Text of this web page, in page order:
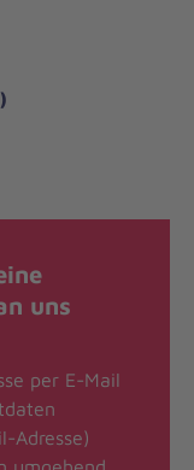
uns
per E-Mail
Adresse)